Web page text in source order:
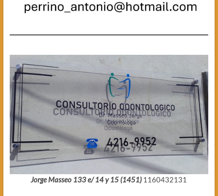
Jorge Masseo 133 e/ 14 y 15 (1451) 1160432131